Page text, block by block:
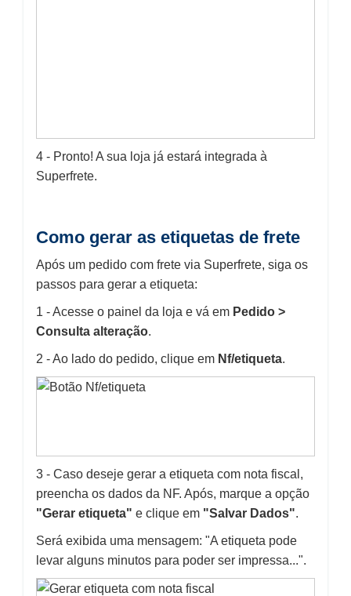
4 - Pronto! A sua loja já estará integrada à
Superfrete.
Como gerar as etiquetas de frete
Após um pedido com frete via Superfrete, siga os
passos para gerar a etiqueta:
1 - Acesse o painel da loja e vá em Pedido >
Consulta alteração.
2 - Ao lado do pedido, clique em Nf/etiqueta.
3 - Caso deseje gerar a etiqueta com nota fiscal,
preencha os dados da NF. Após, marque a opção
"Gerar etiqueta" e clique em "Salvar Dados".
Será exibida uma mensagem: "A etiqueta pode
levar alguns minutos para poder ser impressa...".